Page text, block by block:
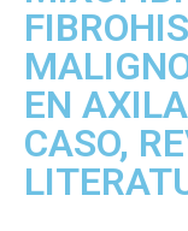
EN
CASO,